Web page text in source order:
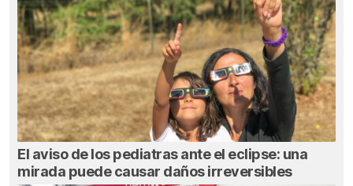
El aviso de los pediatras ante el eclipse: una
mirada puede causar daños irreversibles